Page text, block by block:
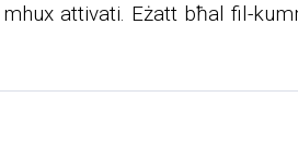
attivati. Eżatt bħal fil-